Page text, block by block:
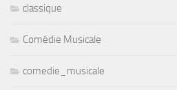
classique
Comédie Musicale
comedie_musicale